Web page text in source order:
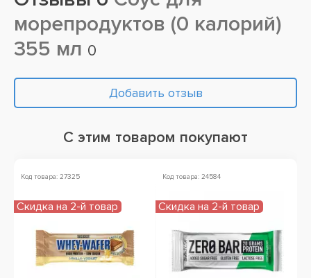
морепродуктов (0 калорий)
355 мл 0
Добавить отзыв
С этим товаром покупают
Код товара: 27325
Скидка на 2-й товар
Код товара: 24584
Скидка на 2-й товар